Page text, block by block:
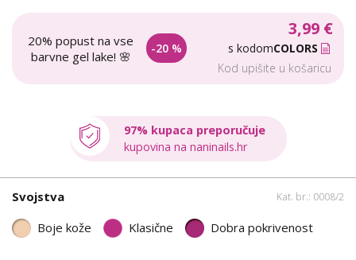
20% popust na vse
barvne gel lake! 🌸
-20 %
3,99 €
s kodomCOLORS
Kod upišite u košaricu
97% kupaca preporučuje
kupovina na naninails.hr
Svojstva Kat. br.: 0008/2
Boje kože Klasične Dobra pokrivenost